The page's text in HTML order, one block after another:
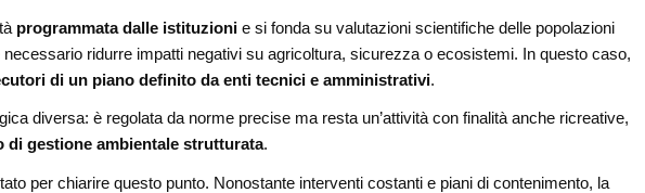
programmata dalle istituzioni e si fonda su valutazioni scientifiche delle popolazioni
ridurre impatti negativi su agricoltura, sicurezza o ecosistemi. In questo caso,
di un piano definito da enti tecnici e amministrativi.
diversa: è regolata da norme precise ma resta un’attività con finalità anche ricreative,
di gestione ambientale strutturata.
per chiarire questo punto. Nonostante interventi costanti e piani di contenimento, la